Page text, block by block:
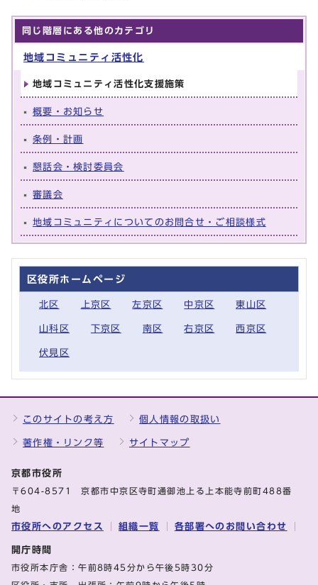
同じ階層にある他のカテゴリ
地域コミュニティ活性化
地域コミュニティ活性化支援施策
概要・お知らせ
条例・計画
懇話会・検討委員会
審議会
地域コミュニティについてのお問合せ・ご相談様式
区役所ホームページ
北区 上京区 左京区 中京区 東山区
山科区 下京区 南区 右京区 西京区
伏見区
このサイトの考え方 個人情報の取扱い
著作権・リンク等 サイトマップ
京都市役所
〒604-8571 京都市中京区寺町通御池上る上本能寺前町488番
地
市役所へのアクセス 組織一覧 各部署へのお問い合わせ
開庁時間
市役所本庁舎：午前8時45分から午後5時30分